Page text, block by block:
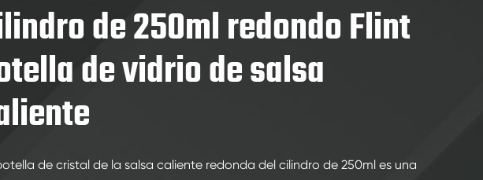
de 250ml redondo Flint
de vidrio de salsa
de cristal de la salsa caliente redonda del cilindro de 250ml es una